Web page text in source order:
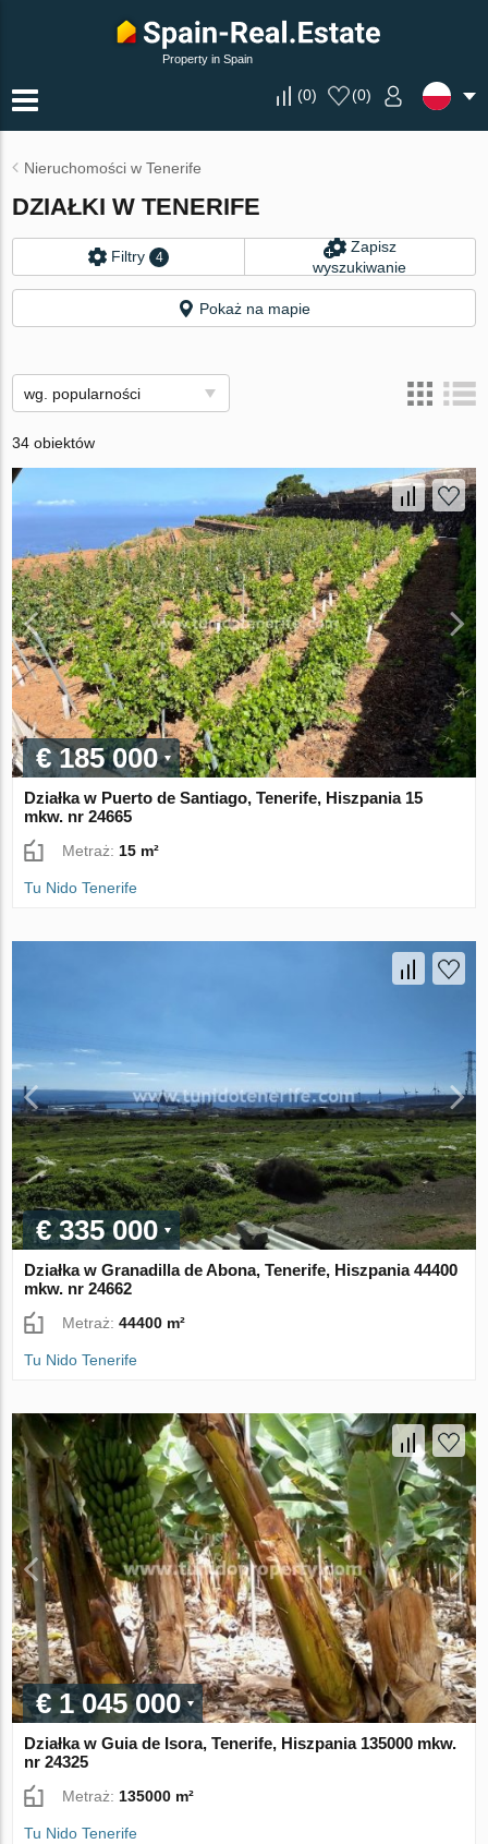
Property in Spain
(0) (0)
Nieruchomości w Tenerife
DZIAŁKI W TENERIFE
Filtry 4
Zapisz
wyszukiwanie
Pokaż na mapie
wg. popularności
34 obiektów
€ 185 000
Działka w Puerto de Santiago, Tenerife, Hiszpania 15
mkw. nr 24665
Metraż: 15 m²
Tu Nido Tenerife
€ 335 000
Działka w Granadilla de Abona, Tenerife, Hiszpania 44400
mkw. nr 24662
Metraż:44400 m²
Tu Nido Tenerife
€ 1 045 000
Działka w Guia de Isora, Tenerife, Hiszpania 135000 mkw.
nr 24325
Metraż: 135000 m²
Tu Nido Tenerife